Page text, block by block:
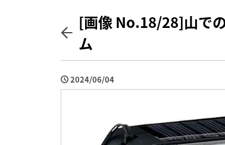
[画像 No.18/28]山で
ム
2024/06/04